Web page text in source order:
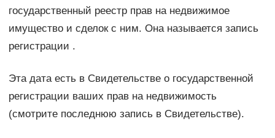
государственный реестр прав на недвижимое
имущество и сделок с ним. Она называется запись
регистрации .
Эта дата есть в Свидетельстве о государственной
регистрации ваших прав на недвижимость
(смотрите последнюю запись в Свидетельстве).